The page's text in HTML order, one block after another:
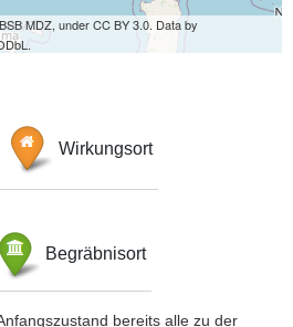
MDZ, under CC BY 3.0. Data by
Wirkungsort
Begräbnisort
bereits alle zu der